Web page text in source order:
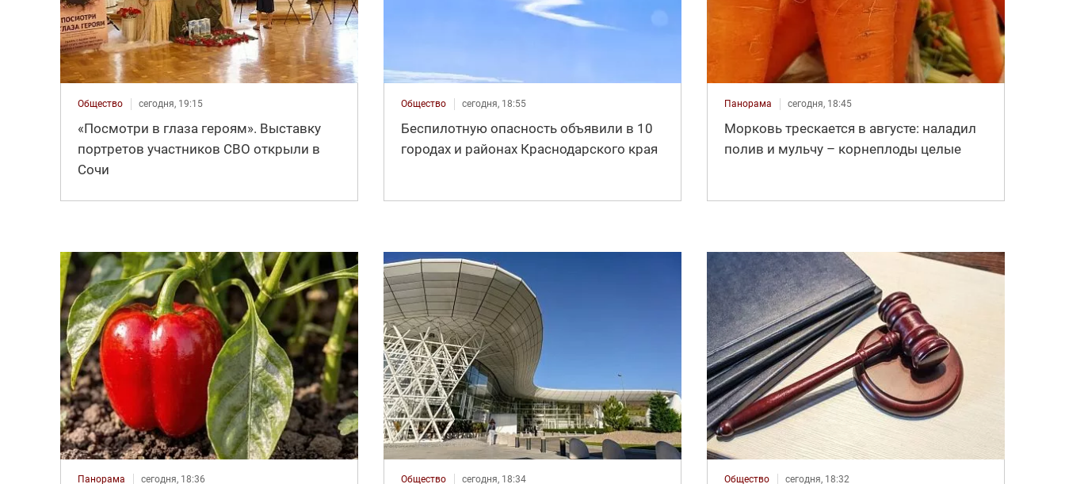
Общество сегодня, 19:15
«Посмотри в глаза героям». Выставку
портретов участников СВО открыли в
Сочи
Общество сегодня, 18:55
Беспилотную опасность объявили в 10
городах и районах Краснодарского края
Панорама сегодня, 18:45
Морковь трескается в августе: наладил
полив и мульчу – корнеплоды целые
Панорама сегодня, 18:36 Общество сегодня, 18:34 Общество сегодня, 18:32